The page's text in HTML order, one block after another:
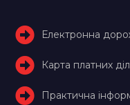
Електронна
Карта платних
Практична